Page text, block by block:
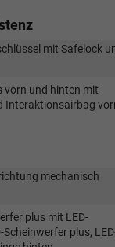
mit Safelock
vorn und hinten mit
Interaktionsairbag
mechanisch
plus mit LED-
Scheinwerfer plus,